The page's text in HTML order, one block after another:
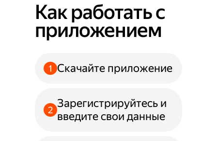
Как работать с
приложением
Скачайте приложение
Зарегистрируйтесь и
введите свои данные